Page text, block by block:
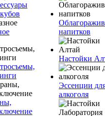
напитков
Настойки
Эссенции
алкоголя